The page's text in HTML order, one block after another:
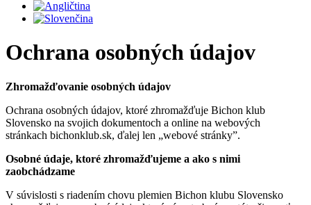
Ochrana osobných údajov
Zhromažďovanie osobných údajov
Ochrana osobných údajov, ktoré zhromažďuje Bichon klub
Slovensko na svojich dokumentoch a online na webových
stránkach bichonklub.sk, ďalej len „webové stránky”.
Osobné údaje, ktoré zhromažďujeme a ako s nimi
zaobchádzame
V súvislosti s riadením chovu plemien Bichon klubu Slovensko